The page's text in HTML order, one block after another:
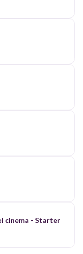
cinema - Starter